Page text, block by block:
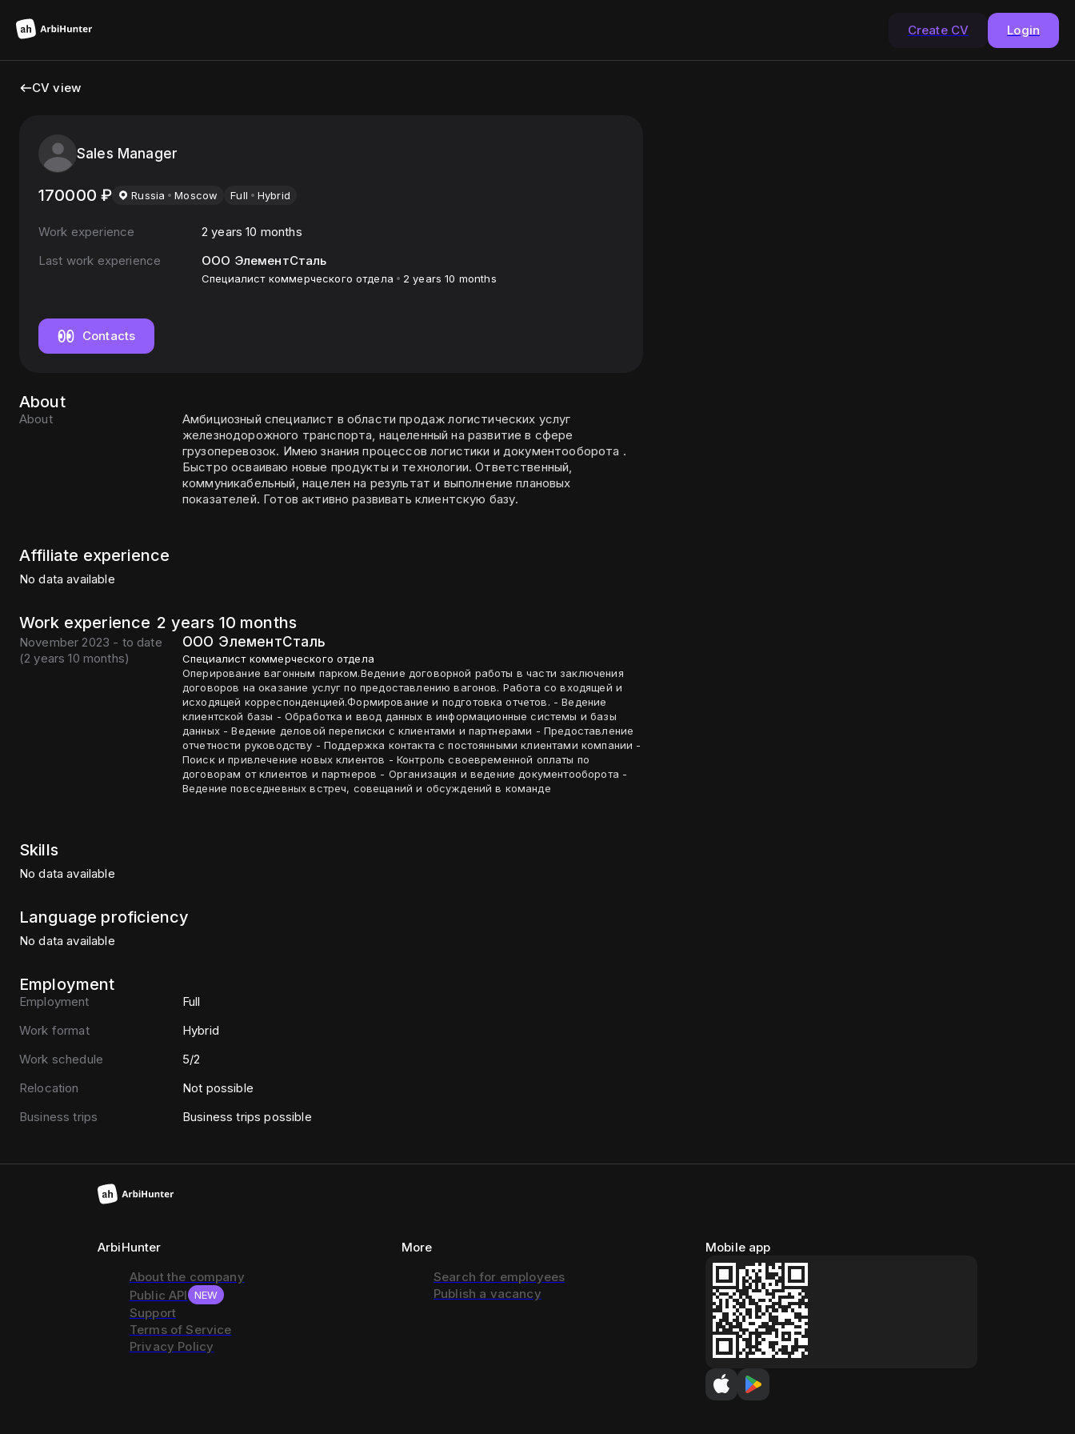
Create CV Login
CV view
Sales Manager
170000 ₽ Russia Moscow Full Hybrid
Work experience
2 years 10 months
Last work experience
ООО ЭлементСталь
Специалист коммерческого отдела 2 years 10 months
Contacts
About
About
Амбициозный специалист в области продаж логистических услуг
железнодорожного транспорта, нацеленный на развитие в сфере
грузоперевозок. Имею знания процессов логистики и документооборота .
Быстро осваиваю новые продукты и технологии. Ответственный,
коммуникабельный, нацелен на результат и выполнение плановых
показателей. Готов активно развивать клиентскую базу.
Affiliate experience
No data available
Work experience 2 years 10 months
November 2023 - to date
(2 years 10 months)
ООО ЭлементСталь
Специалист коммерческого отдела
Оперирование вагонным парком.Ведение договорной работы в части заключения
договоров на оказание услуг по предоставлению вагонов. Работа со входящей и
исходящей корреспонденцией.Формирование и подготовка отчетов. - Ведение
клиентской базы - Обработка и ввод данных в информационные системы и базы
данных - Ведение деловой переписки с клиентами и партнерами - Предоставление
отчетности руководству - Поддержка контакта с постоянными клиентами компании -
Поиск и привлечение новых клиентов - Контроль своевременной оплаты по
договорам от клиентов и партнеров - Организация и ведение документооборота -
Ведение повседневных встреч, совещаний и обсуждений в команде
Skills
No data available
Language proficiency
No data available
Employment
Employment
Full
Work format
Hybrid
Work schedule
5/2
Relocation
Not possible
Business trips
Business trips possible
ArbiHunter
About the company
Public API
NEW
Support
Terms of Service
Privacy Policy
More
Search for employees
Publish a vacancy
Mobile app